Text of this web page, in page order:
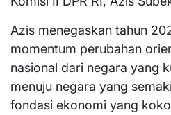
Azis menegaskan tahun
momentum perubahan
nasional dari negara yang
menuju negara yang
fondasi ekonomi yang